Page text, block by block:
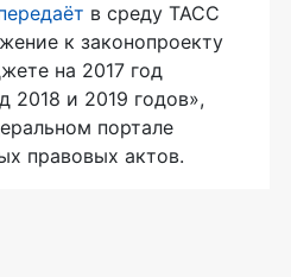
в среду ТАСС
к законопроекту
на 2017 год
2018 и 2019 годов»,
портале
правовых актов.